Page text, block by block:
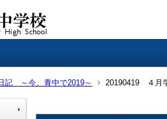
記 ～今、青中で2019～ 20190419 ４月